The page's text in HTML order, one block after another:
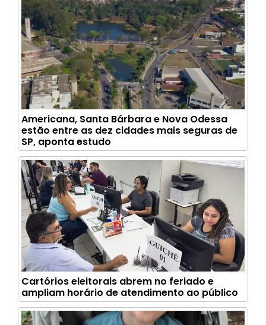
Americana, Santa Bárbara e Nova Odessa
estão entre as dez cidades mais seguras de
SP, aponta estudo
Cartórios eleitorais abrem no feriado e
ampliam horário de atendimento ao público